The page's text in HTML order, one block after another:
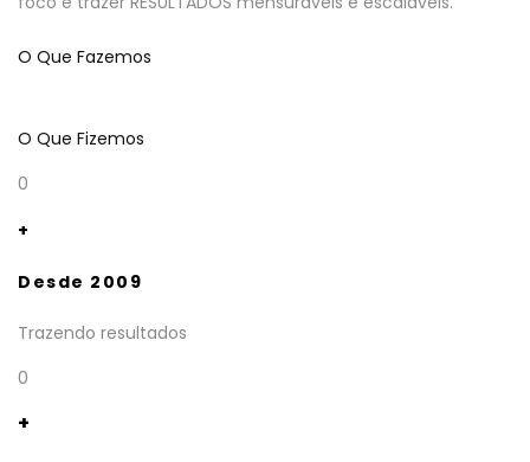
O Que Fazemos
O Que Fizemos
0
+
Desde 2009
Trazendo resultados
0
+